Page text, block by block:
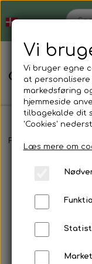
Forside
Vi
Vi bruger egne
at
markedsføring
hjemmeside
tilbagekalde dit
'Cookies'
Læs mere om